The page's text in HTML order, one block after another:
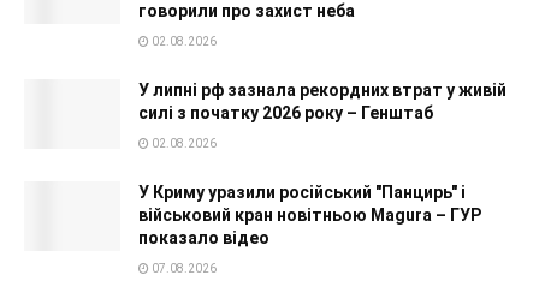
говорили про захист неба
02.08.2026
У липні рф зазнала рекордних втрат у живій
силі з початку 2026 року – Генштаб
02.08.2026
У Криму уразили російський "Панцирь" і
військовий кран новітньою Magura – ГУР
показало відео
07.08.2026